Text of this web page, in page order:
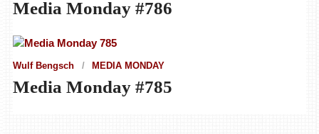
Media Monday #786
Wulf Bengsch MEDIA MONDAY
Media Monday #785